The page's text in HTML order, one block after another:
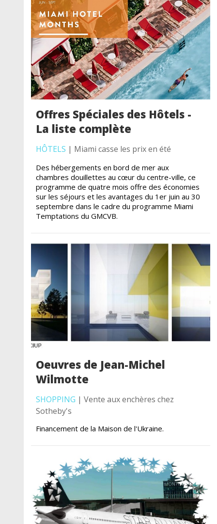
Offres Spéciales des Hôtels -
La liste complète
HÔTELS | Miami casse les prix en été
Des hébergements en bord de mer aux
chambres douillettes au cœur du centre-ville, ce
programme de quatre mois offre des économies
sur les séjours et les avantages du 1er juin au 30
septembre dans le cadre du programme Miami
Temptations du GMCVB.
Oeuvres de Jean-Michel
Wilmotte
SHOPPING | Vente aux enchères chez
Sotheby's
Financement de la Maison de l'Ukraine.